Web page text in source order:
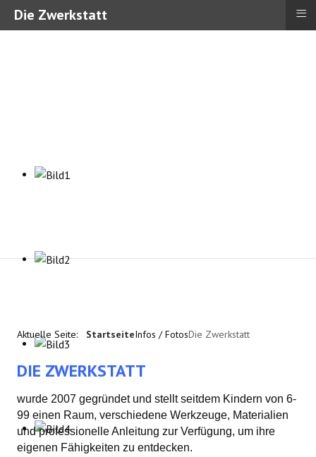
Aktuelle Seite: StartseiteInfos / FotosDie Zwerkstatt
DIE ZWERKSTATT
wurde 2007 gegründet und stellt seitdem Kindern von 6-
99 einen Raum, verschiedene Werkzeuge, Materialien
und professionelle Anleitung zur Verfügung, um ihre
eigenen Fähigkeiten zu entdecken.
Die Zwerkstatt ≡